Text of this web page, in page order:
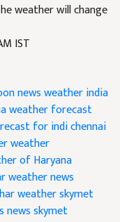
weather will change
IST
newsweather india
weather forecast
for indichennai
weather
of Haryana
weather news
weatherskymet
news skymet